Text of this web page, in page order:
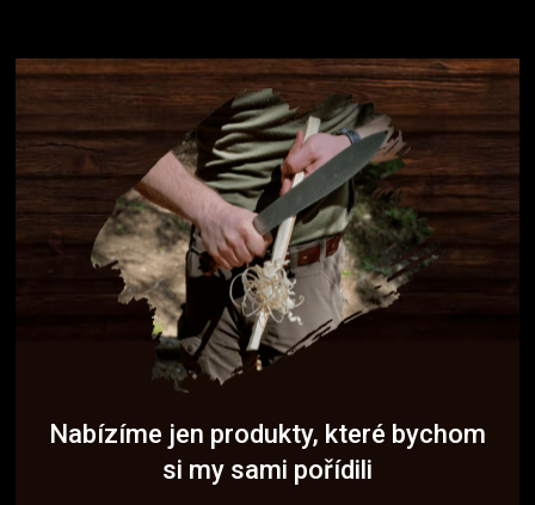
Nabízíme jen produkty, které bychom
si my sami pořídili